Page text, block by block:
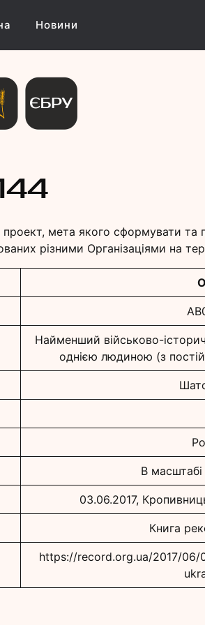
Новини
мета якого сформувати та
різними Організаціями на
Найменший військово-
однією людиною (з
В
03.06.2017,
Книга
https://record.org.ua/2017/